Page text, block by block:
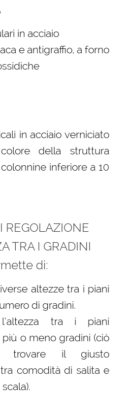
in acciaio
e antigraffio, a forno
in acciaio verniciato
della struttura
inferiore a 10
REGOLAZIONE
TRA I GRADINI
di:
altezze tra i piani
di gradini.
l’altezza tra i piani
o meno gradini (ciò
trovare il giusto
comodità di salita e